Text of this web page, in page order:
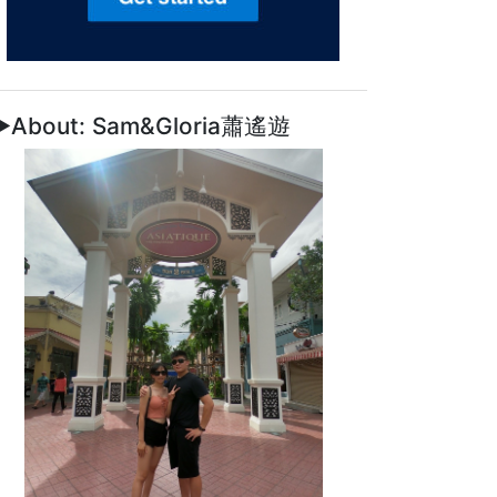
Sam&Gloria蕭遙遊